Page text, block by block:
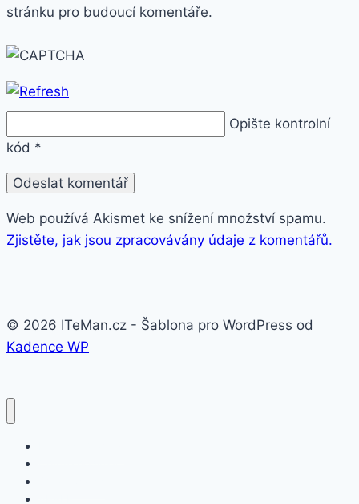
stránku pro budoucí komentáře.
Opište kontrolní
kód *
Web používá Akismet ke snížení množství spamu.
Zjistěte, jak jsou zpracovávány údaje z komentářů.
© 2026 ITeMan.cz - Šablona pro WordPress od
Kadence WP